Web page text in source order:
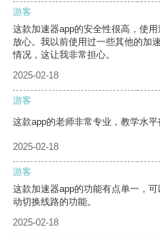
游客
这款加速器app的安全性很高，使
放心。我以前使用过一些其他的加
情况，这让我非常担心。
2025-02-18
游客
这款app的老师非常专业，教学水
2025-02-18
游客
这款加速器app的功能有点单一，
动切换线路的功能。
2025-02-18